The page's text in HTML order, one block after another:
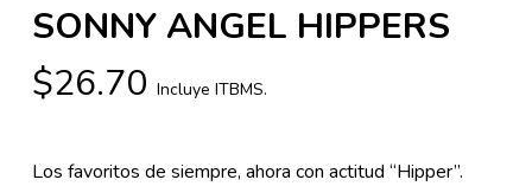
SONNY ANGEL HIPPERS
$26.70 Incluye ITBMS.
Los favoritos de siempre, ahora con actitud “Hipper”.